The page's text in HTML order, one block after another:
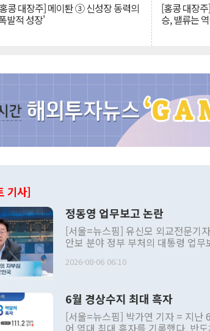
콩 대장주] 메이퇀 ③ 신성장 동력의
발적 성장'
[홍콩 대장
승, 밸류는
기사]
정동영 업무보고 논란
[서울=뉴스핌] 유신모 외교전문기
안보 분야 정부 부처의 대통령 업
발언 중에는 정부 내 조율을 거치지
주의적 희망에 근거한 비현실적 구
관의 대북 정책 관련 발언이 물의
관 부처 장관이 공개적으로 부정적
2026-08-06 06:10
6월 경상수지 최대 흑자
[서울=뉴스핌] 박가연 기자 = 지난